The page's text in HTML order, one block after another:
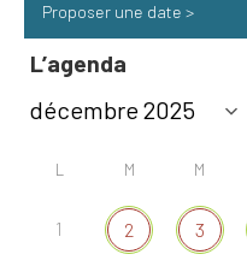
Proposer une date >
L’agenda
L M M
1 2 3